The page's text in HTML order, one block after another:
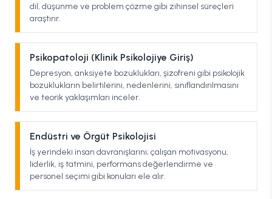
dil, düşünme ve problem çözme gibi zihinsel süreçleri
araştırır.
Psikopatoloji (Klinik Psikolojiye Giriş)
Depresyon, anksiyete bozuklukları, şizofreni gibi psikolojik
bozuklukların belirtilerini, nedenlerini, sınıflandırılmasını
ve teorik yaklaşımları inceler.
Endüstri ve Örgüt Psikolojisi
İş yerindeki insan davranışlarını; çalışan motivasyonu,
liderlik, iş tatmini, performans değerlendirme ve
personel seçimi gibi konuları ele alır.